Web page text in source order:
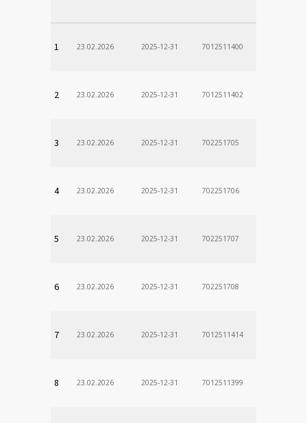
1 23.02.2026 2025-12-31 7012511400
2 23.02.2026 2025-12-31 7012511402
3 23.02.2026 2025-12-31 702251705
4 23.02.2026 2025-12-31 702251706
5 23.02.2026 2025-12-31 702251707
6 23.02.2026 2025-12-31 702251708
7 23.02.2026 2025-12-31 7012511414
8 23.02.2026 2025-12-31 7012511399